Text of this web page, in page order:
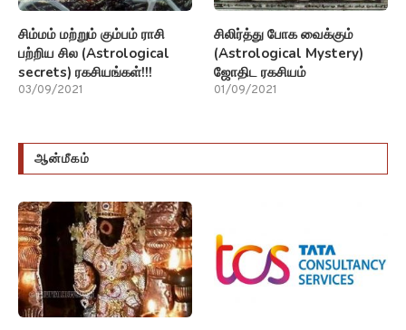
சிம்மம் மற்றும் கும்பம் ராசி
பற்றிய சில (Astrological
secrets) ரகசியங்கள்!!!
03/09/2021
சிலிர்த்து போக வைக்கும்
(Astrological Mystery)
ஜோதிட ரகசியம்
01/09/2021
ஆன்மீகம்